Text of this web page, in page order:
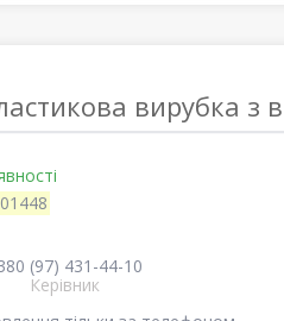
вирубка з
01448
(97) 431-44-10
Керівник